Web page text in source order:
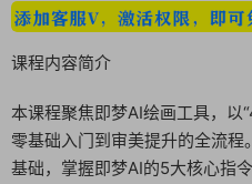
课程内容简介
本课程聚焦即梦AI绘画工具，以
零基础入门到审美提升的全流
基础，掌握即梦AI的5大核心指